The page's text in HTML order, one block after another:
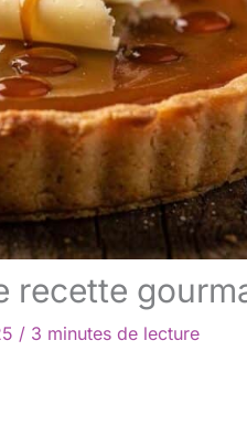
recette
/ 3 minutes de lecture